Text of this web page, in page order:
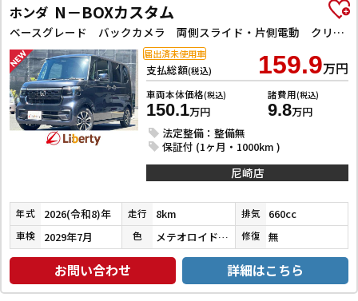
ホンダ N－BOXカスタム
ベースグレード バックカメラ 両側スライド・片側電動 クリアランスソナー レーンアシスト オートライト スマートキー 電動格納ミラー CVT ESC USB チップアップシート アルミホイール エアコン
支払総額(税込) 159.9万円
車両本体価格(税込)
150.1万円
諸費用(税込)
9.8万円
法定整備：整備無
保証付 (1ヶ月・1000km )
届出済未使用車
尼崎店
年式 2026(令和8)年 走行 8km 排気 660cc
車検 2029年7月 色 メテオロイドグレーメタリック 修復 無
お問い合わせ 詳細はこちら